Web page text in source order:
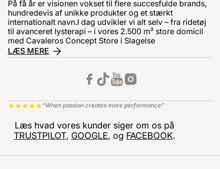
På få år er visionen vokset til flere succesfulde brands,
hundredevis af unikke produkter og et stærkt
internationalt navn.I dag udvikler vi alt selv – fra ridetøj
til avanceret lysterapi – i vores 2.500 m² store domicil
med Cavaleros Concept Store i Slagelse
LÆS MERE
★★★★★“When passion creates more performance”
Læs hvad vores kunder siger om os på
TRUSTPILOT, GOOGLE, og FACEBOOK.